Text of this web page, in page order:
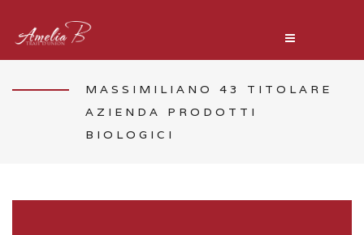
MASSIMILIANO 43 TITOLARE
AZIENDA PRODOTTI
BIOLOGICI